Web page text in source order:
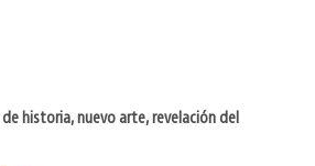
historia, nuevo arte, revelación del